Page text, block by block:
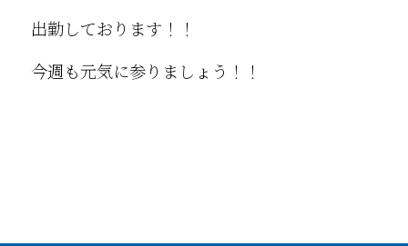
出勤しております！！
今週も元気に参りましょう！！